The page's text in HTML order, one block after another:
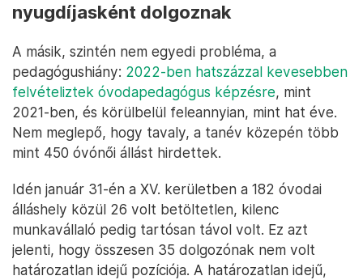
nyugdíjasként dolgoznak
A másik, szintén nem egyedi probléma, a
pedagógushiány: 2022-ben hatszázzal kevesebben
felvételiztek óvodapedagógus képzésre, mint
2021-ben, és körülbelül feleannyian, mint hat éve.
Nem meglepő, hogy tavaly, a tanév közepén több
mint 450 óvónői állást hirdettek.
Idén január 31-én a XV. kerületben a 182 óvodai
álláshely közül 26 volt betöltetlen, kilenc
munkavállaló pedig tartósan távol volt. Ez azt
jelenti, hogy összesen 35 dolgozónak nem volt
határozatlan idejű pozíciója. A határozatlan idejű,